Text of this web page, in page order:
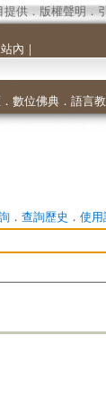
提供． 版權聲明 ．
站內 ｜
． 數位佛典． 語言
． 查詢歷史 ． 使用